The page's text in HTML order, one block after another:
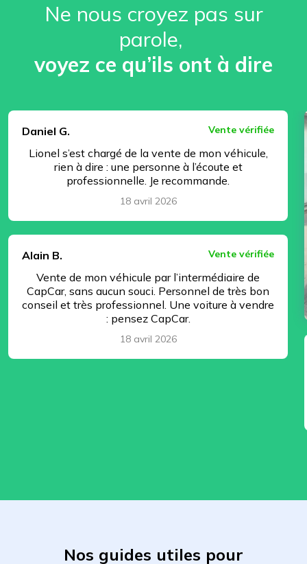
Ne nous croyez pas sur
parole, ️
voyez ce qu’ils ont à dire
Daniel G.
Vente vérifiée
Lionel s’est chargé de la vente de mon véhicule,
rien à dire : une personne à l’écoute et
professionnelle. Je recommande.
18 avril 2026
Alain B. Vente vérifiée
Vente de mon véhicule par l’intermédiaire de
CapCar, sans aucun souci. Personnel de très bon
conseil et très professionnel. Une voiture à vendre
: pensez CapCar.
18 avril 2026
Nos guides utiles pour